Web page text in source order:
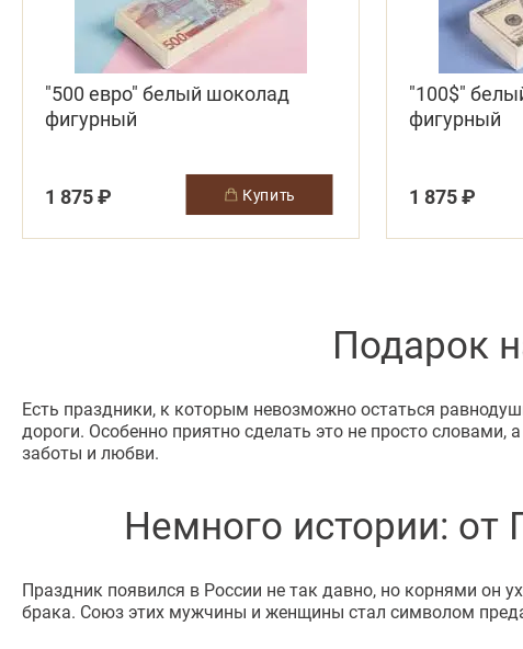
"500 евро" белый шоколад
фигурный
1 875 ₽ купить
"100$"
фигурный
1 875 ₽
Подарок
Есть праздники, к которым невозможно остаться
дороги. Особенно приятно сделать это не просто
заботы и любви.
Немного истории:
Праздник появился в России не так давно, но корнями он
брака. Союз этих мужчины и женщины стал символом